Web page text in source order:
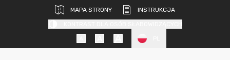
MAPA STRONY
INSTRUKCJA